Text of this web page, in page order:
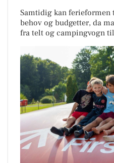
Samtidig kan ferieformen
behov og budgetter, da
fra telt og campingvogn